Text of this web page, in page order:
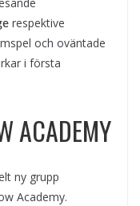
respektive
och oväntade
i första
ACADEMY
ny grupp
Academy.